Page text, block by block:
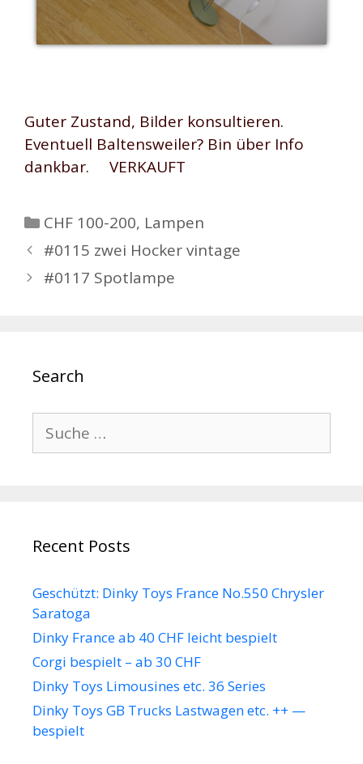
Guter Zustand, Bilder konsultieren.
Eventuell Baltensweiler? Bin über Info
dankbar. VERKAUFT
Kategorien
CHF 100-200, Lampen
Beitrags-
Navigation
#0115 zwei Hocker vintage
#0117 Spotlampe
Search
nach:
Recent Posts
Geschützt: Dinky Toys France No.550 Chrysler
Saratoga
Dinky France ab 40 CHF leicht bespielt
Corgi bespielt – ab 30 CHF
Dinky Toys Limousines etc. 36 Series
Dinky Toys GB Trucks Lastwagen etc. ++ —
bespielt